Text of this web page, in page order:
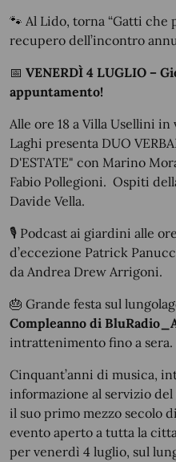
🐾 Al Lido, torna “Gatti che
recupero dell’incontro
📅 VENERDÌ 4 LUGLIO –
appuntamento!
Alle ore 18 a Villa Usellini
Laghi presenta DUO
D'ESTATE" con Marino
Fabio Pollegioni. Ospiti
Davide Vella.
🎙️ Podcast ai giardini alle
d’eccezione Patrick
da Andrea Drew Arrigoni.
🎂 Grande festa sul
Compleanno di
intrattenimento fino a sera.
Cinquant’anni di musica,
informazione al servizio
il suo primo mezzo secolo
evento aperto a tutta la
per venerdì 4 luglio, sul